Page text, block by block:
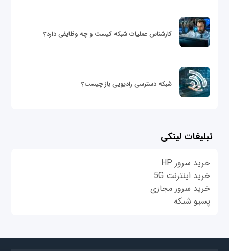
کارشناس عملیات شبکه کیست و چه وظایفی دارد؟
شبکه دسترسی رادیویی باز چیست؟
تبلیغات لینکی
خرید سرور HP
خرید اینترنت 5G
خرید سرور مجازی
پسیو شبکه